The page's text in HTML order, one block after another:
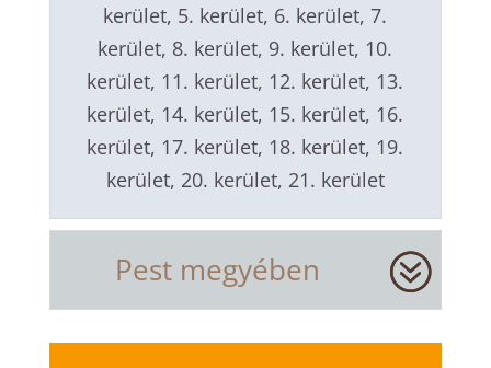
kerület, 5. kerület, 6. kerület, 7.
kerület, 8. kerület, 9. kerület, 10.
kerület, 11. kerület, 12. kerület, 13.
kerület, 14. kerület, 15. kerület, 16.
kerület, 17. kerület, 18. kerület, 19.
kerület, 20. kerület, 21. kerület
Pest megyében